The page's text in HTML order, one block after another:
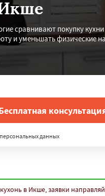
сравнивают покупку
и уменьшать физические
данных
в Икше, заявки